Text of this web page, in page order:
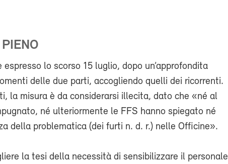
lo scorso 15 luglio, dopo un’approfondita
delle due parti, accogliendo quelli dei ricorrenti.
la misura è da considerarsi illecita, dato che «né al
né ulteriormente le FFS hanno spiegato né
della problematica (dei furti n. d. r.) nelle Officine».
la tesi della necessità di sensibilizzare il personale